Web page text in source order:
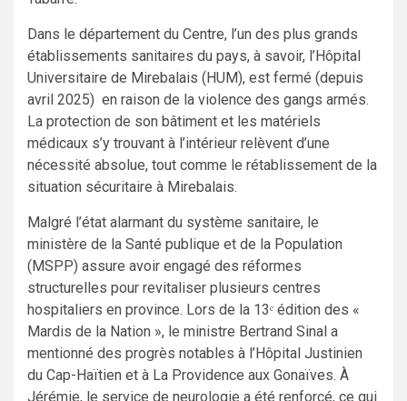
Dans le département du Centre, l’un des plus grands
établissements sanitaires du pays, à savoir, l’Hôpital
Universitaire de Mirebalais (HUM), est fermé (depuis
avril 2025) en raison de la violence des gangs armés.
La protection de son bâtiment et les matériels
médicaux s’y trouvant à l’intérieur relèvent d’une
nécessité absolue, tout comme le rétablissement de la
situation sécuritaire à Mirebalais.
Malgré l’état alarmant du système sanitaire, le
ministère de la Santé publique et de la Population
(MSPP) assure avoir engagé des réformes
structurelles pour revitaliser plusieurs centres
hospitaliers en province. Lors de la 13ᵉ édition des «
Mardis de la Nation », le ministre Bertrand Sinal a
mentionné des progrès notables à l’Hôpital Justinien
du Cap-Haïtien et à La Providence aux Gonaïves. À
Jérémie, le service de neurologie a été renforcé, ce qui